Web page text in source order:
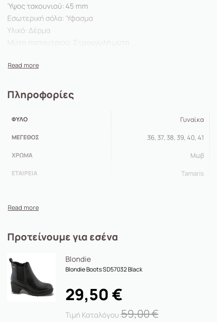
Ύψος τακουνιού: 45 mm
Εσωτερική σόλα: Ύφασμα
Υλικό: Δέρμα
Ύψος πλατφόρμας:
Αποσπώμενος πάτος:
Vegan:
Όχι
Εξωτερική σόλα:
Πληροφορίες
ΦΎΛΟ Γυναίκα
ΜΈΓΕΘΟΣ 36, 37, 38, 39, 40, 41
ΧΡΏΜΑ Μωβ
ΕΤΑΙΡΕΊΑ Tamaris
Προτείνουμε για εσένα
Blondie
Blondie Boots SD57032 Black
59,00€
29,50 €